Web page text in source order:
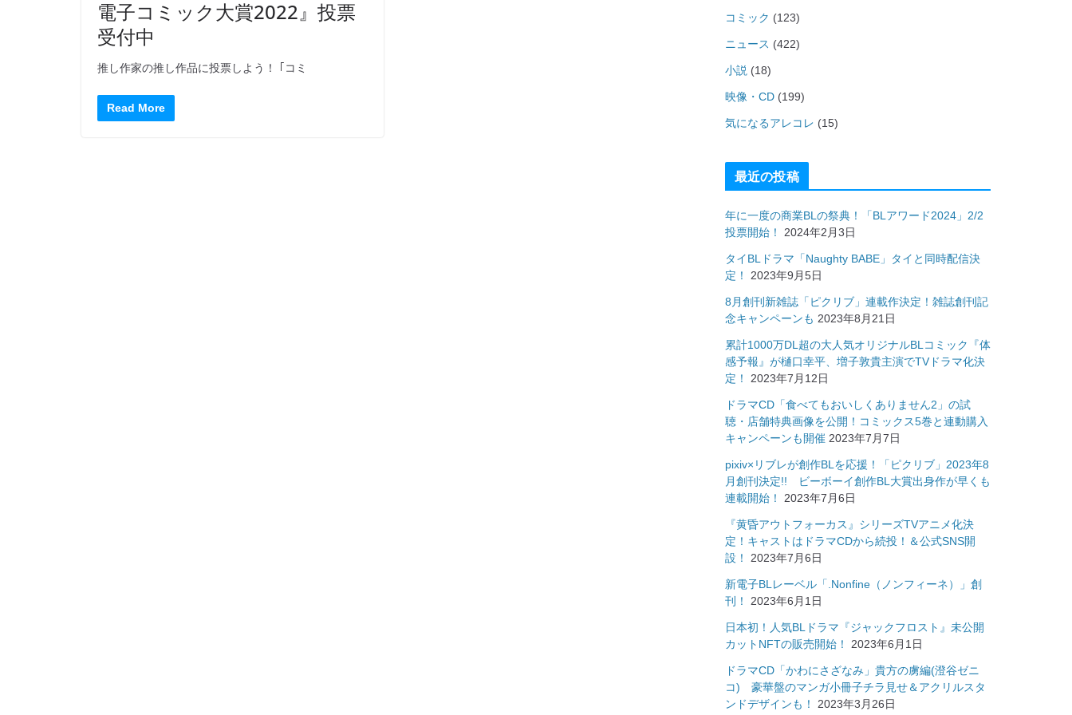
電子コミック大賞2022』投票
受付中
推し作家の推し作品に投票しよう！ ｢コミ
Read More
コミック (123)
ニュース (422)
小説 (18)
映像・CD (199)
気になるアレコレ (15)
最近の投稿
年に一度の商業BLの祭典！「BLアワード2024」2/2
投票開始！
2024年2月3日
タイBLドラマ「Naughty BABE」タイと同時配信決
定！
2023年9月5日
8月創刊新雑誌「ピクリブ」連載作決定！雑誌創刊記
念キャンペーンも 2023年8月21日
累計1000万DL超の大人気オリジナルBLコミック『体
感予報』が樋口幸平、増子敦貴主演でTVドラマ化決
定！
2023年7月12日
ドラマCD「食べてもおいしくありません2」の試
聴・店舗特典画像を公開！コミックス5巻と連動購入
キャンペーンも開催 2023年7月7日
pixiv×リブレが創作BLを応援！「ピクリブ」2023年8
月創刊決定!! ビーボーイ創作BL大賞出身作が早くも
連載開始！
2023年7月6日
『黄昏アウトフォーカス』シリーズTVアニメ化決
定！キャストはドラマCDから続投！＆公式SNS開
設！
2023年7月6日
新電子BLレーベル「.Nonfine（ノンフィーネ）」創
刊！
2023年6月1日
日本初！人気BLドラマ『ジャックフロスト』未公開
カットNFTの販売開始！
2023年6月1日
ドラマCD「かわにさざなみ」貴方の虜編(澄谷ゼニ
コ) 豪華盤のマンガ小冊子チラ見せ＆アクリルスタ
ンドデザインも！
2023年3月26日